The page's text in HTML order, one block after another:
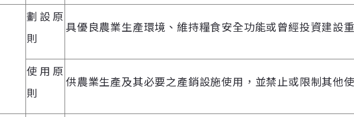
劃設原
則
具優良農業生產環境、維持糧食安全功能或曾經投資建設
使用原
則
供農業生產及其必要之產銷設施使用，並禁止或限制其他